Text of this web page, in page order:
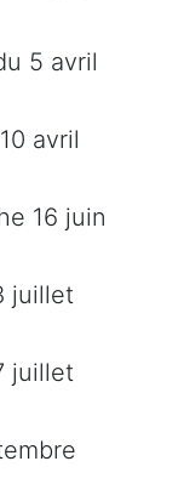
5 avril
avril
16 juin
juillet
juillet